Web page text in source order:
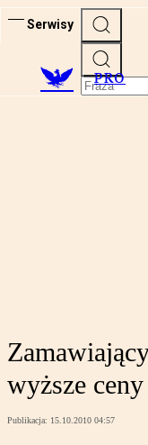
Serwisy
PRO
wyższe ceny
Publikacja: 15.10.2010 04:57